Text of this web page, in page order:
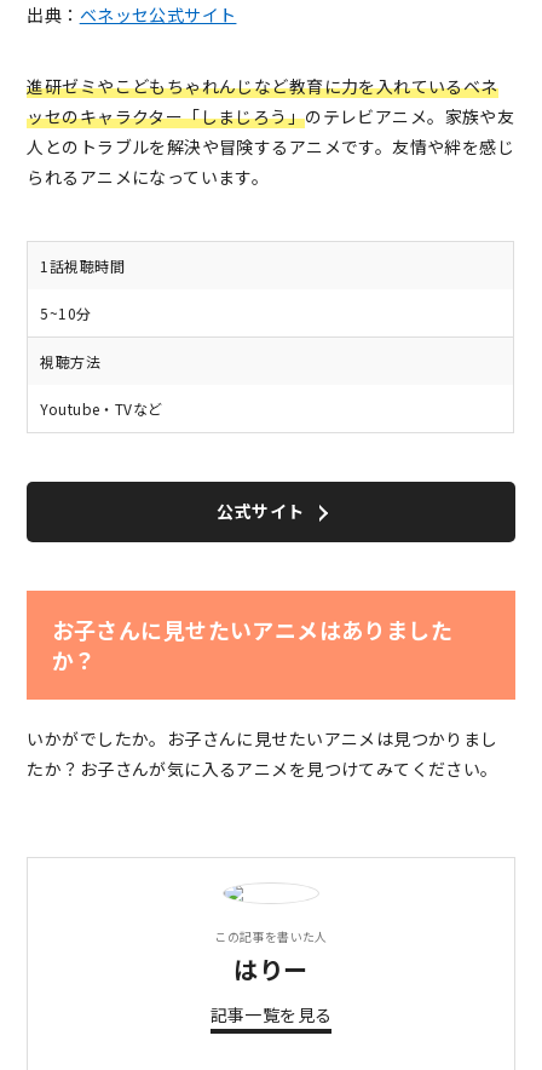
出典： ベネッセ公式サイト
進研ゼミやこどもちゃれんじなど教育に力を入れているベネ
ッセのキャラクター「しまじろう」のテレビアニメ。家族や友
人とのトラブルを解決や冒険するアニメです。友情や絆を感じ
られるアニメになっています。
1話視聴時間
5~10分
視聴方法
Youtube・TVなど
公式サイト
お子さんに見せたいアニメはありました
か？
いかがでしたか。お子さんに見せたいアニメは見つかりまし
たか？お子さんが気に入るアニメを見つけてみてください。
この記事を書いた人
はりー
記事一覧を見る